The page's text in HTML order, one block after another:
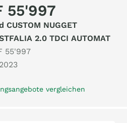
55'997
CUSTOM NUGGET
2.0 TDCI AUTOMAT
55'997
vergleichen